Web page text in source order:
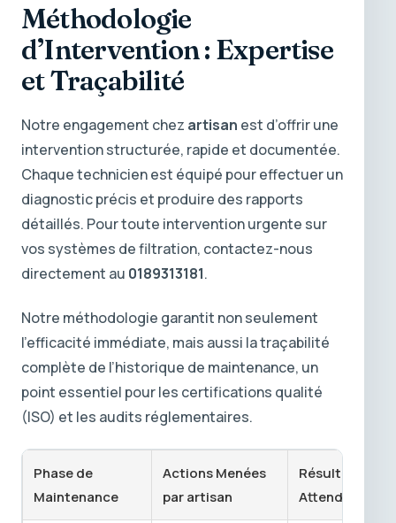
Méthodologie
d’Intervention : Expertise
et Traçabilité
Notre engagement chez artisan est d’offrir une
intervention structurée, rapide et documentée.
Chaque technicien est équipé pour effectuer un
diagnostic précis et produire des rapports
détaillés. Pour toute intervention urgente sur
vos systèmes de filtration, contactez-nous
directement au 0189313181.
Notre méthodologie garantit non seulement
l’efficacité immédiate, mais aussi la traçabilité
complète de l’historique de maintenance, un
point essentiel pour les certifications qualité
(ISO) et les audits réglementaires.
Phase de
Maintenance
Actions Menées
par artisan
Résultat
Attendu